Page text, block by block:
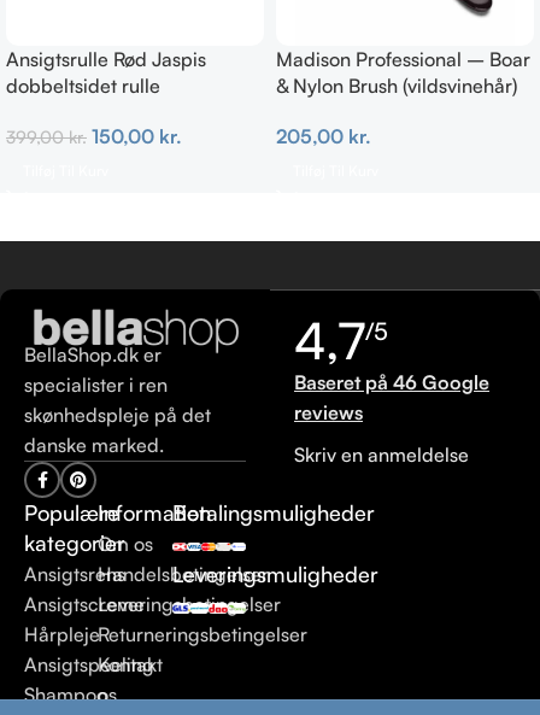
Ansigtsrulle Rød Jaspis
dobbeltsidet rulle
399,00kr. 150,00 kr.
Madison Professional – Boar
& Nylon Brush (vildsvinehår)
205,00 kr.
BellaShop.dk er
specialister i ren
skønhedspleje på det
danske marked.
Populære
kategorier
Ansigtsrens
Ansigtscreme
Hårpleje
Ansigtspeeling
Shampoo
Information
Om os
Handelsbetingelser
Leveringsbetingelser
Returneringsbetingelser
Kontakt
os
Betalingsmuligheder
Leveringsmuligheder
4,7/5
Baseret på 46 Google
reviews
Skriv en anmeldelse